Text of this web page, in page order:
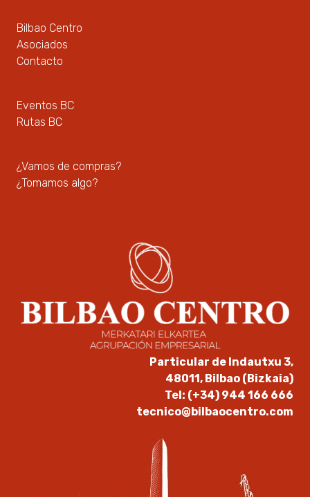
Bilbao Centro
Asociados
Contacto
Eventos BC
Rutas BC
¿Vamos de compras?
¿Tomamos algo?
Particular de Indautxu 3,
48011, Bilbao (Bizkaia)
Tel: (+34) 944 166 666
tecnico@bilbaocentro.com